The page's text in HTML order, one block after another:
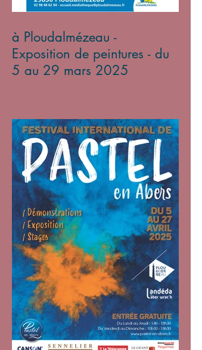
à Ploudalmézeau -
Exposition de peintures - du
5 au 29 mars 2025